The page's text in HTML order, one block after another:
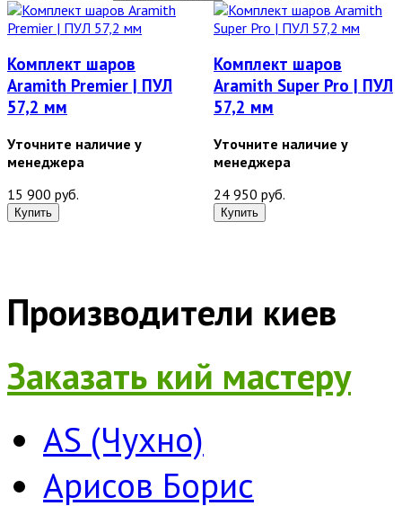
Комплект шаров
Aramith Premier | ПУЛ
57,2 мм
Уточните наличие у
менеджера
15 900 руб.
Комплект шаров
Aramith Super Pro | ПУЛ
57,2 мм
Уточните наличие у
менеджера
24 950 руб.
Производители киев
Заказать кий мастеру
AS (Чухно)
Арисов Борис